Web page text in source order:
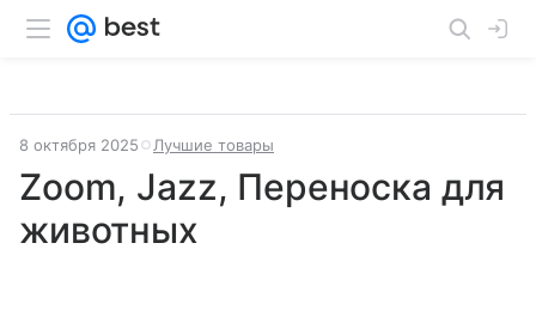
8 октября 2025 Лучшие товары
Zoom, Jazz, Переноска для
животных